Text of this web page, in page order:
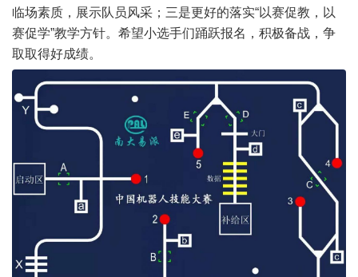
临场素质，展示队员风采；三是更好的落实“以赛促教，以
赛促学”教学方针。希望小选手们踊跃报名，积极备战，争
取取得好成绩。